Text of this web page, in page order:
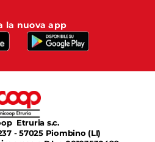
la nuova app
Etruria s.c.
- 57025 Piombino (LI)